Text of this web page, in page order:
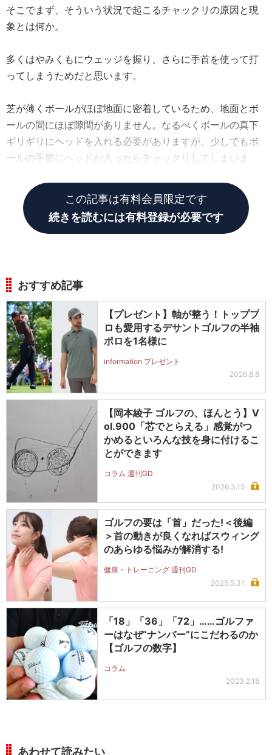
そこでまず、そういう状況で起こるチャックリの原因と現
象とは何か。
多くはやみくもにウェッジを握り、さらに手首を使って打
ってしまうためだと思います。
芝が薄くボールがほぼ地面に密着しているため、地面とボ
ールの間にほぼ隙間がありません。なるべくボールの真下
ギリギリにヘッドを入れる必要がありますが、少しでもボ
ールの手前にヘッドが入ったらチャックリしてしまいま
この記事は有料会員限定です
続きを読むには有料登録が必要です
おすすめ記事
【プレゼント】軸が整う！トッププ
ロも愛用するデサントゴルフの半袖
ポロを1名様に
information プレゼント
2026.8.8
【岡本綾子 ゴルフの、ほんとう】V
ol.900「芯でとらえる」感覚がつ
かめるといろんな技を身に付けるこ
とができます
コラム 週刊GD
2026.3.15
ゴルフの要は「首」だった!＜後編
＞首の動きが良くなればスウィング
のあらゆる悩みが解消する!
健康・トレーニング 週刊GD
2025.5.31
「18」「36」「72」……ゴルファ
ーはなぜ“ナンバー”にこだわるのか
【ゴルフの数字】
コラム
2023.2.18
あわせて読みたい